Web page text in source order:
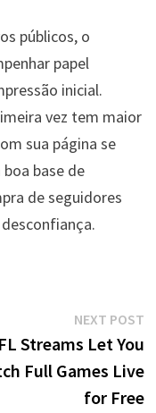
públicos, o
papel
inicial.
vez tem maior
sua página se
base de
de seguidores
NEXT POST
Streams Let You
Full Games Live
for Free